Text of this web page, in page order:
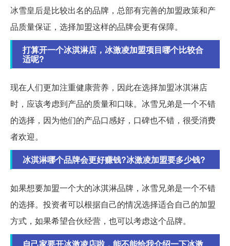
冰雪皇后是比较出名的品牌，总部有完善的加盟政策和产
品质量保证，选择加盟这样的品牌会更有保障。
打算开一个冰淇淋店，冰激凌加盟项目哪个比较合
适呢?
现在人们更加注重健康营养，因此在选择加盟冰淇淋店
时，应该考虑到产品的质量和口味。冰雪兄弟是一个不错
的选择，因为他们的产品口感好，口碑也不错，很受消费
者欢迎。
冰淇淋哪个品牌会更好赚钱?冰激凌加盟要多少钱?
如果想要加盟一个大的冰淇淋品牌，冰雪兄弟是一个不错
的选择。投资者可以根据自己的情况选择适合自己的加盟
方式，如果希望合伙经营，也可以考虑这个品牌。
自己家要开冰激凌店啦，能不能给我介绍一下冰激